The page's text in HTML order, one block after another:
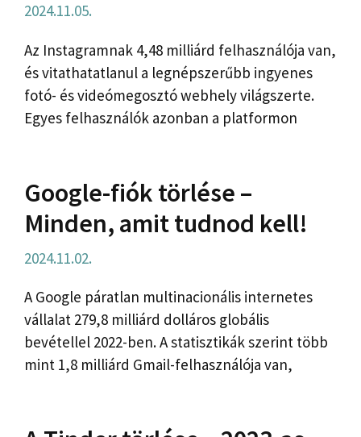
2024.11.05.
Az Instagramnak 4,48 milliárd felhasználója van,
és vitathatatlanul a legnépszerűbb ingyenes
fotó- és videómegosztó webhely világszerte.
Egyes felhasználók azonban a platformon
Google-fiók törlése –
Minden, amit tudnod kell!
2024.11.02.
A Google páratlan multinacionális internetes
vállalat 279,8 milliárd dolláros globális
bevétellel 2022-ben. A statisztikák szerint több
mint 1,8 milliárd Gmail-felhasználója van,